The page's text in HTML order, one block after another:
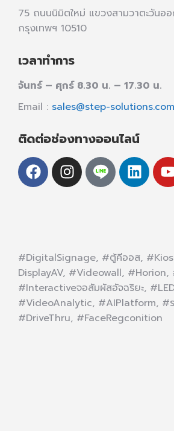
75 ถนนนิมิตใหม่ แขวงสามวาตะวันอ
กรุงเทพฯ 10510
เวลาทำการ
จันทร์ – ศุกร์ 8.30 น. – 17.30 น.
Email : sales@step-solutions.com
ติดต่อช่องทางออนไลน์
#DigitalSignage, #ตู้คีออส,
DisplayAV, #Videowall,
#Interactiveจอสัมผัสอัจฉริยะ,
#VideoAnalytic, #AIPlatform, #ร
#DriveThru, #FaceRegconition